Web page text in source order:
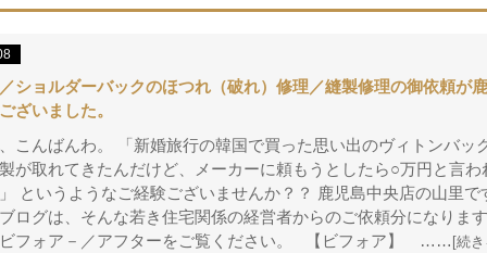
ショルダーバックのほつれ（破れ）修理／縫製修理の御依頼が
ざいました。
こんばんわ。 「新婚旅行の韓国で買った思い出のヴィトンバッ
が取れてきたんだけど、メーカーに頼もうとしたら○万円と言わ
というようなご経験ございませんか？？ 鹿児島中央店の山里
ログは、そんな若き住宅関係の経営者からのご依頼分になりま
フォア－／アフターをご覧ください。 【ビフォア】 …… [続